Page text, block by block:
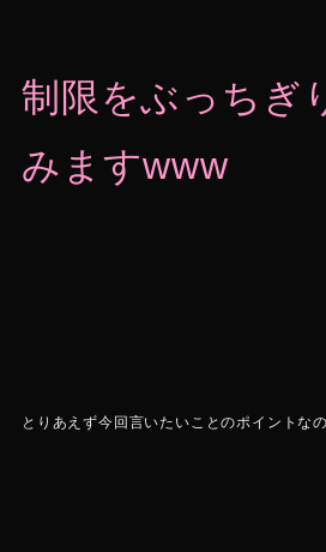
制限をぶっちぎ
みますwww
とりあえず今回言いたいことのポイントな